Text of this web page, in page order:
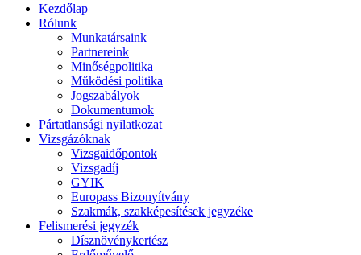
Kezdőlap
Rólunk
Munkatársaink
Partnereink
Minőségpolitika
Működési politika
Jogszabályok
Dokumentumok
Pártatlansági nyilatkozat
Vizsgázóknak
Vizsgaidőpontok
Vizsgadíj
GYIK
Europass Bizonyítvány
Szakmák, szakképesítések jegyzéke
Felismerési jegyzék
Dísznövénykertész